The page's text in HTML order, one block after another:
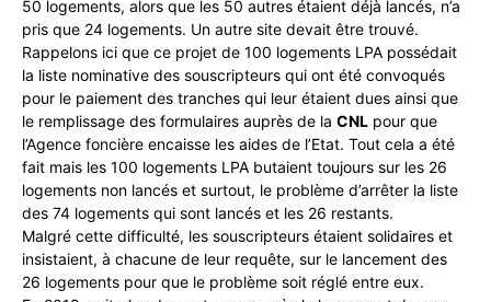
50 logements, alors que les 50 autres étaient déjà lancés, n’a
pris que 24 logements. Un autre site devait être trouvé.
Rappelons ici que ce projet de 100 logements LPA possédait
la liste nominative des souscripteurs qui ont été convoqués
pour le paiement des tranches qui leur étaient dues ainsi que
le remplissage des formulaires auprès de la CNL pour que
l’Agence foncière encaisse les aides de l’Etat. Tout cela a été
fait mais les 100 logements LPA butaient toujours sur les 26
logements non lancés et surtout, le problème d’arrêter la liste
des 74 logements qui sont lancés et les 26 restants.
Malgré cette difficulté, les souscripteurs étaient solidaires et
insistaient, à chacune de leur requête, sur le lancement des
26 logements pour que le problème soit réglé entre eux.